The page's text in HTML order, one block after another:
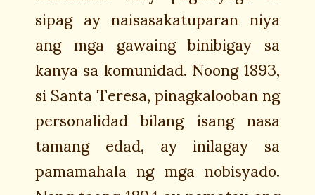
sipag ay naisasakatuparan niya
ang mga gawaing binibigay sa
kanya sa komunidad. Noong 1893,
si Santa Teresa, pinagkalooban ng
personalidad bilang isang nasa
tamang edad, ay inilagay sa
pamamahala ng mga nobisyado.